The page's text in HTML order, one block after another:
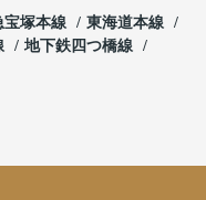
宝塚本線
東海道本線
地下鉄四つ橋線